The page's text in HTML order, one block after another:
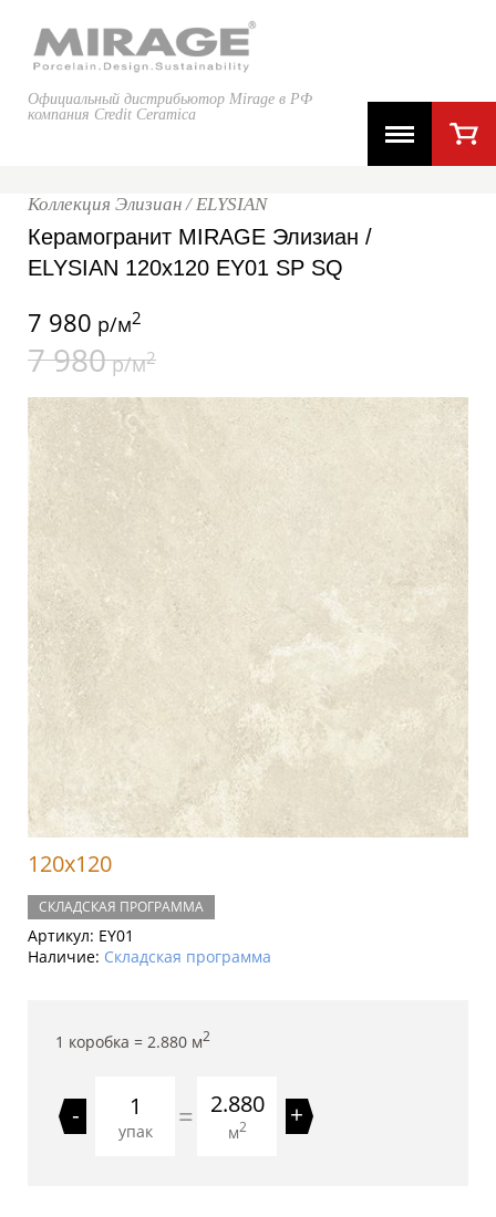
Официальный дистрибьютор Mirage в РФ
компания Credit Ceramica
Коллекция Элизиан / ELYSIAN
Керамогранит MIRAGE Элизиан /
ELYSIAN 120x120 EY01 SP SQ
7 980 р/м2
7 980р/м2
120x120
СКЛАДСКАЯ ПРОГРАММА
Артикул: EY01
Наличие: Складская программа
1 коробка = 2.880 м2
-
упак = 2.880
м2 +